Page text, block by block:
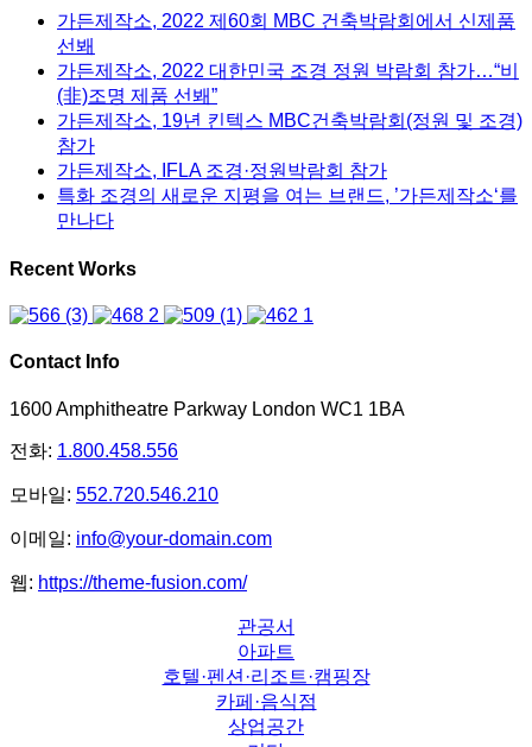
가든제작소, 2022 제60회 MBC 건축박람회에서 신제품
선봬
가든제작소, 2022 대한민국 조경 정원 박람회 참가…“비
(非)조명 제품 선봬”
가든제작소, 19년 킨텍스 MBC건축박람회(정원 및 조경)
참가
가든제작소, IFLA 조경·정원박람회 참가
특화 조경의 새로운 지평을 여는 브랜드, ’가든제작소‘를
만나다
Recent Works
Contact Info
1600 Amphitheatre Parkway London WC1 1BA
전화: 1.800.458.556
모바일: 552.720.546.210
이메일: info@your-domain.com
웹: https://theme-fusion.com/
관공서
아파트
호텔·펜션·리조트·캠핑장
카페·음식점
상업공간